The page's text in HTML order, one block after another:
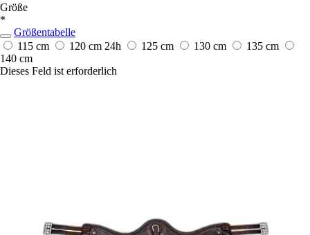
Größe
*
Größentabelle
115 cm
120 cm 24h 125 cm 130 cm
135 cm
140 cm
Dieses Feld ist erforderlich